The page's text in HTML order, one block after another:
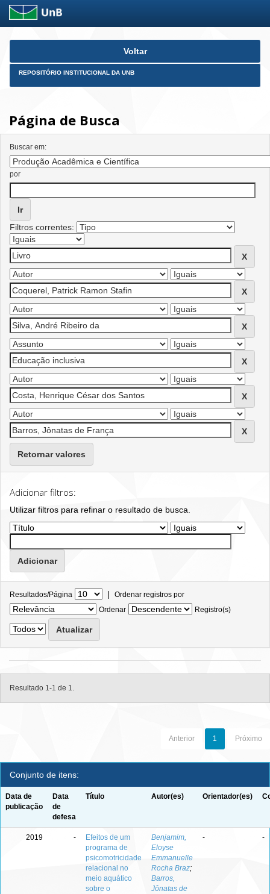
Skip
Voltar
REPOSITÓRIO INSTITUCIONAL DA UNB
Página de Busca
Buscar em:
por
Filtros correntes:
Retornar valores
Adicionar filtros:
Utilizar filtros para refinar o resultado de busca.
Resultados/Página | Ordenar registros por
Ordenar
Registro(s)
Resultado 1-1 de 1.
Anterior 1 Próximo
Conjunto de itens:
Data de
publicação
Data
de
defesa
Título Autor(es) Orientador(es)
2019 -
Efeitos de um
programa de
psicomotricidade
relacional no
meio aquático
sobre o
Benjamim,
Eloyse
Emmanuelle
Rocha Braz;
Barros,
Jônatas de
- -